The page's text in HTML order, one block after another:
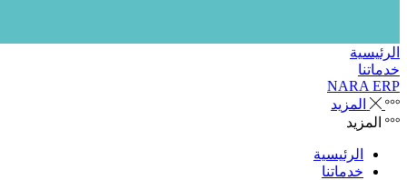
الرئيسية
خدماتنا
NARA ERP
المزيد
المزيد
الرئيسية
خدماتنا